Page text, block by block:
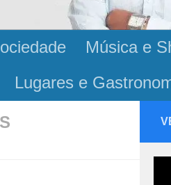
Música e
Lugares e